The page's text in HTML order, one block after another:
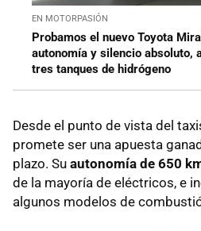
EN MOTORPASIÓN
Probamos el nuevo Toyota
autonomía y silencio absoluto,
tres tanques de hidrógeno
Desde el punto de vista del
promete ser una apuesta
plazo. Su autonomía de 650
de la mayoría de eléctricos, e
algunos modelos de